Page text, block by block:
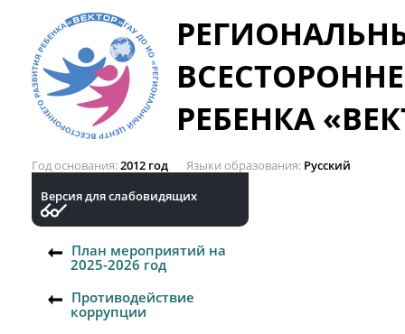
РЕБЕНКА
Год основания 2012 год Языки образования Русский
Версия для слабовидящих
План мероприятий на
2025-2026 год
Противодействие
коррупции